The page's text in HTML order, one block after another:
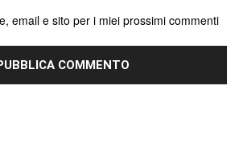
email e sito per i miei prossimi commenti